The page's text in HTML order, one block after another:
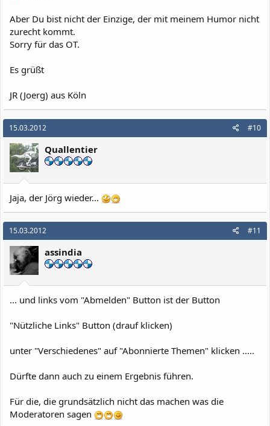
Aber Du bist nicht der Einzige, der mit meinem Humor nicht
zurecht kommt.
Sorry für das OT.
Es grüßt
JR (Joerg) aus Köln
15.03.2012 #10
Quallentier
Jaja, der Jörg wieder...
15.03.2012 #11
assindia
... und links vom "Abmelden" Button ist der Button
"Nützliche Links" Button (drauf klicken)
unter "Verschiedenes" auf "Abonnierte Themen" klicken .....
Dürfte dann auch zu einem Ergebnis führen.
Für die, die grundsätzlich nicht das machen was die
Moderatoren sagen